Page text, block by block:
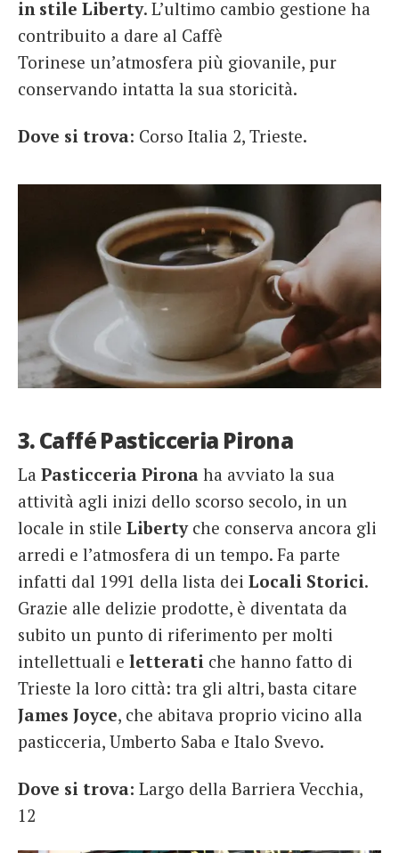
in stile Liberty. L’ultimo cambio gestione ha
contribuito a dare al Caffè
Torinese un’atmosfera più giovanile, pur
conservando intatta la sua storicità.
Dove si trova: Corso Italia 2, Trieste.
3. Caffé Pasticceria Pirona
La Pasticceria Pirona ha avviato la sua
attività agli inizi dello scorso secolo, in un
locale in stile Libertyche conserva ancora gli
arredi e l’atmosfera di un tempo. Fa parte
infatti dal 1991 della lista dei Locali Storici.
Grazie alle delizie prodotte, è diventata da
subito un punto di riferimento per molti
intellettuali e letterati che hanno fatto di
Trieste la loro città: tra gli altri, basta citare
James Joyce, che abitava proprio vicino alla
pasticceria, Umberto Saba e Italo Svevo.
Dove si trova: Largo della Barriera Vecchia,
12